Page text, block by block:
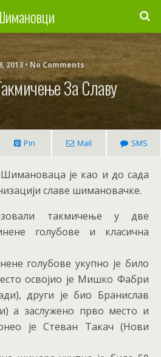
2013 • No Comments
За Славу
Pin Mail SMS
је као и до сада
славе шимановачке.
такмичење у две
голубове и класична
голубове укупно је било
освојио је Мишко Фабри
други је био Бранислав
а заслужено прво место и
је Стеван Такач (Нови